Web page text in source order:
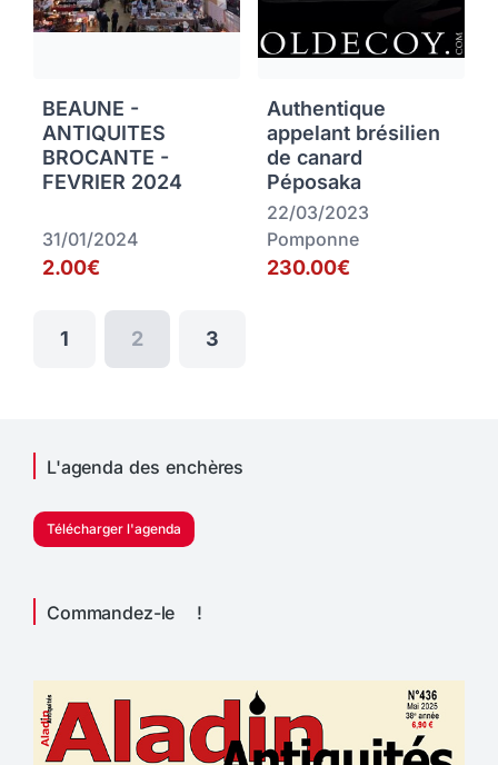
BEAUNE -
ANTIQUITES
BROCANTE -
FEVRIER 2024
31/01/2024
2.00€
Authentique
appelant brésilien
de canard
Péposaka
22/03/2023
Pomponne
230.00€
1 2 3
L'agenda des enchères
Télécharger l'agenda
Commandez-le !